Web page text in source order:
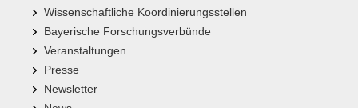
Wissenschaftliche Koordinierungsstellen
Bayerische Forschungsverbünde
Veranstaltungen
Presse
Newsletter